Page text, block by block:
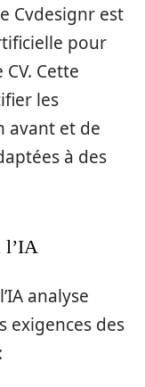
Cvdesignr est
pour
Cette
les
avant et de
à des
l’IA
analyse
exigences des